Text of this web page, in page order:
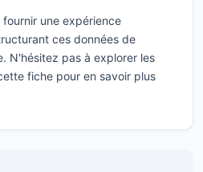
une expérience
ces données de
N'hésitez pas à explorer les
fiche pour en savoir plus